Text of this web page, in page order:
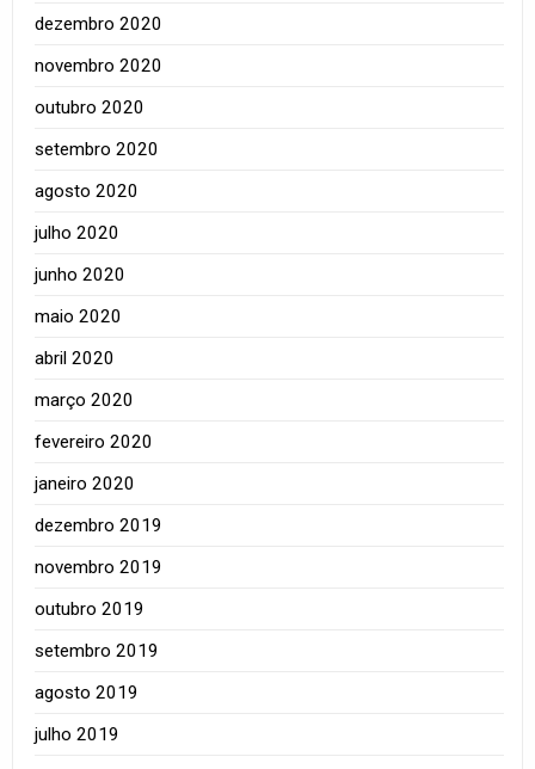
dezembro 2020
novembro 2020
outubro 2020
setembro 2020
agosto 2020
julho 2020
junho 2020
maio 2020
abril 2020
março 2020
fevereiro 2020
janeiro 2020
dezembro 2019
novembro 2019
outubro 2019
setembro 2019
agosto 2019
julho 2019